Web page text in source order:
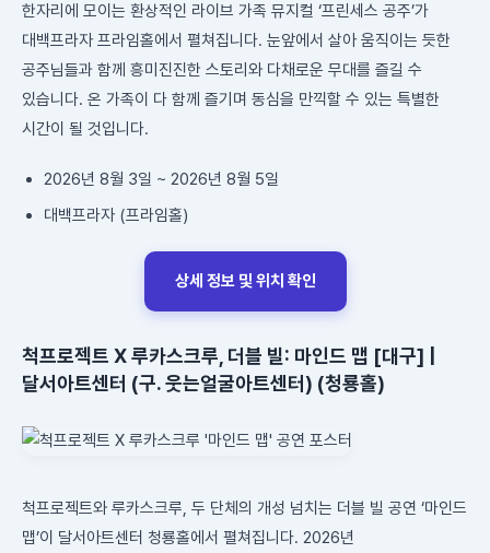
한자리에 모이는 환상적인 라이브 가족 뮤지컬 ‘프린세스 공주’가
대백프라자 프라임홀에서 펼쳐집니다. 눈앞에서 살아 움직이는 듯한
공주님들과 함께 흥미진진한 스토리와 다채로운 무대를 즐길 수
있습니다. 온 가족이 다 함께 즐기며 동심을 만끽할 수 있는 특별한
시간이 될 것입니다.
2026년 8월 3일 ~ 2026년 8월 5일
대백프라자 (프라임홀)
상세 정보 및 위치 확인
척프로젝트 X 루카스크루, 더블 빌: 마인드 맵 [대구] |
달서아트센터 (구. 웃는얼굴아트센터) (청룡홀)
척프로젝트와 루카스크루, 두 단체의 개성 넘치는 더블 빌 공연 ‘마인드
맵’이 달서아트센터 청룡홀에서 펼쳐집니다. 2026년